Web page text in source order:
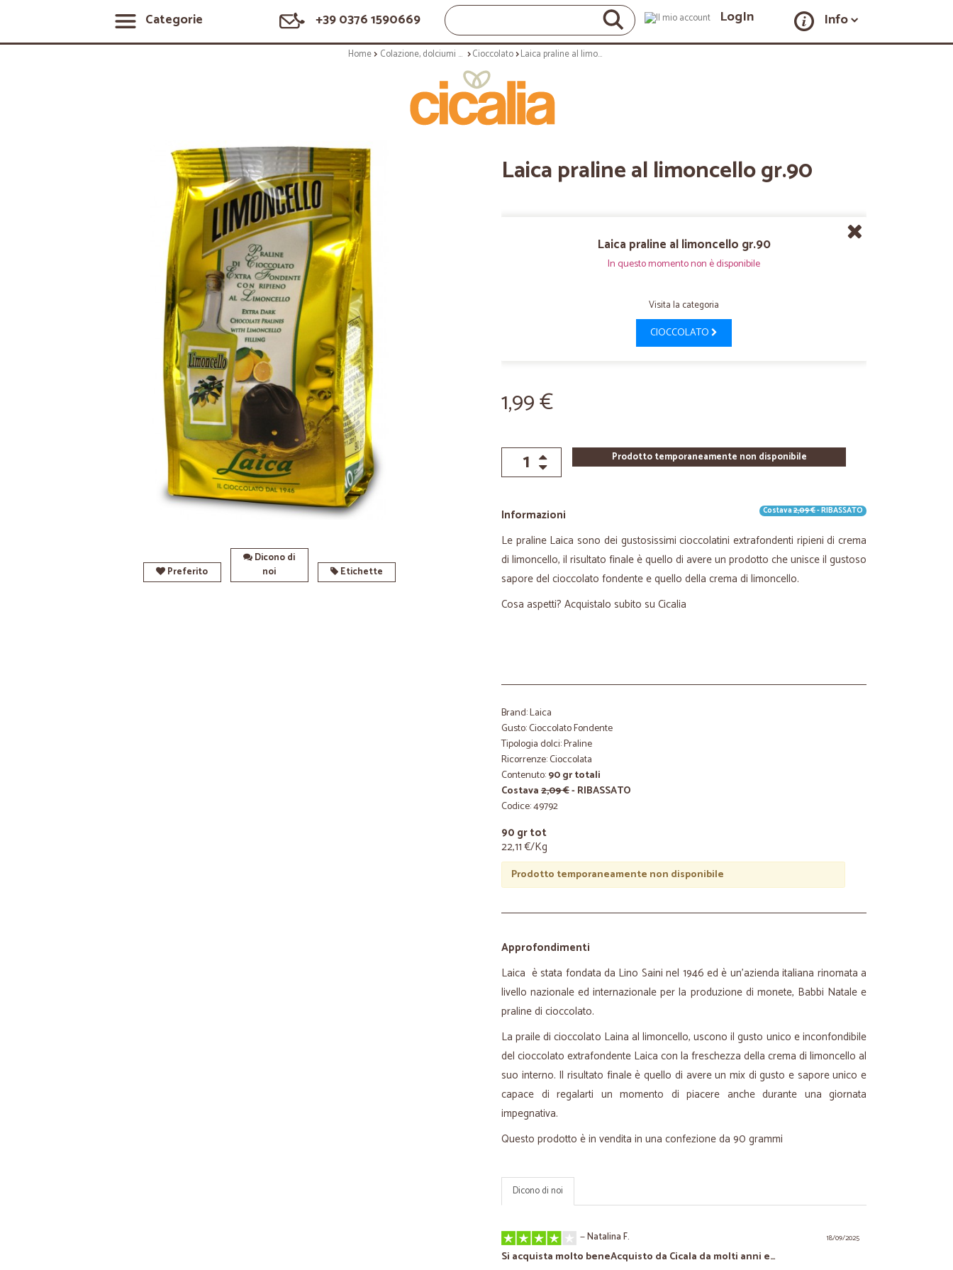
Categorie +39 0376 1590669 LogIn Info
Home Colazione, dolciumi e snack Cioccolato Laica praline al limoncello gr.90
Preferito
Dicono di
noi
Etichette
Laica praline al limoncello gr.90
Laica praline al limoncello gr.90
In questo momento non è disponibile
Visita la categoria
CIOCCOLATO
1,99 €
Prodotto temporaneamente non disponibile
Informazioni Costava2,09 €- RIBASSATO
Le praline Laica sono dei gustosissimi cioccolatini extrafondenti ripieni di crema
di limoncello, il risultato finale è quello di avere un prodotto che unisce il gustoso
sapore del cioccolato fondente e quello della crema di limoncello.
Cosa aspetti? Acquistalo subito su Cicalia
Brand: Laica
Gusto: Cioccolato Fondente
Tipologia dolci: Praline
Ricorrenze: Cioccolata
Contenuto:90 gr totali
Costava2,09 €- RIBASSATO
Codice: 49792
90 gr tot
22,11 €/Kg
Prodotto temporaneamente non disponibile
Approfondimenti
Laica è stata fondata da Lino Saini nel 1946 ed è un'azienda italiana rinomata a
livello nazionale ed internazionale per la produzione di monete, Babbi Natale e
praline di cioccolato.
La praile di cioccolato Laina al limoncello, uscono il gusto unico e inconfondibile
del cioccolato extrafondente Laica con la freschezza della crema di limoncello al
suo interno. Il risultato finale è quello di avere un mix di gusto e sapore unico e
capace di regalarti un momento di piacere anche durante una giornata
impegnativa.
Questo prodotto è in vendita in una confezione da 90 grammi
Dicono di noi
18/09/2025
—Natalina F.
Si acquista molto beneAcquisto da Cicala da molti anni e…